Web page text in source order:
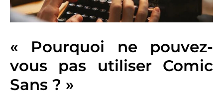
« Pourquoi ne pouvez-
vous pas utiliser Comic
Sans ? »